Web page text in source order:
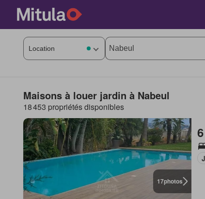
Maisons à louer jardin à Nabeul
18 453 propriétés disponibles
17photos